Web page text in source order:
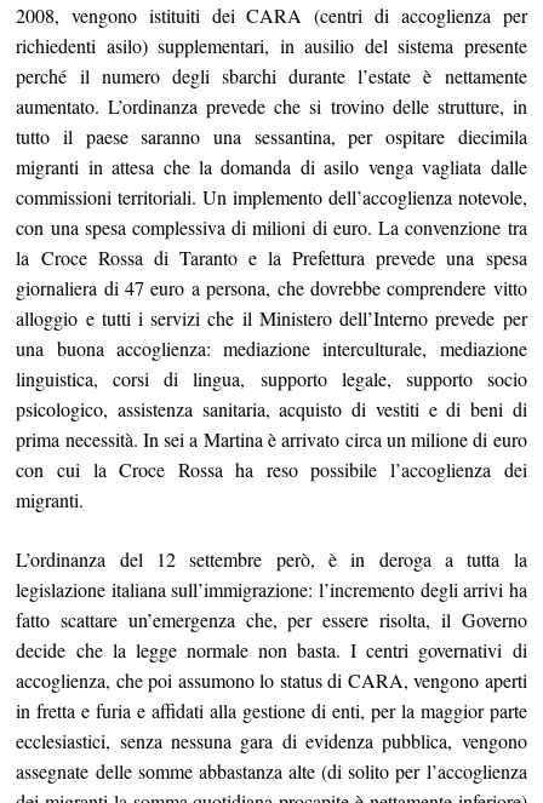
2008, vengono istituiti dei CARA (centri di accoglienza per
richiedenti asilo) supplementari, in ausilio del sistema presente
perché il numero degli sbarchi durante l’estate è nettamente
aumentato. L’ordinanza prevede che si trovino delle strutture, in
tutto il paese saranno una sessantina, per ospitare diecimila
migranti in attesa che la domanda di asilo venga vagliata dalle
commissioni territoriali. Un implemento dell’accoglienza notevole,
con una spesa complessiva di milioni di euro. La convenzione tra
la Croce Rossa di Taranto e la Prefettura prevede una spesa
giornaliera di 47 euro a persona, che dovrebbe comprendere vitto
alloggio e tutti i servizi che il Ministero dell’Interno prevede per
una buona accoglienza: mediazione interculturale, mediazione
linguistica, corsi di lingua, supporto legale, supporto socio
psicologico, assistenza sanitaria, acquisto di vestiti e di beni di
prima necessità. In sei a Martina è arrivato circa un milione di euro
con cui la Croce Rossa ha reso possibile l’accoglienza dei
migranti.
L’ordinanza del 12 settembre però, è in deroga a tutta la
legislazione italiana sull’immigrazione: l’incremento degli arrivi ha
fatto scattare un’emergenza che, per essere risolta, il Governo
decide che la legge normale non basta. I centri governativi di
accoglienza, che poi assumono lo status di CARA, vengono aperti
in fretta e furia e affidati alla gestione di enti, per la maggior parte
ecclesiastici, senza nessuna gara di evidenza pubblica, vengono
assegnate delle somme abbastanza alte (di solito per l’accoglienza